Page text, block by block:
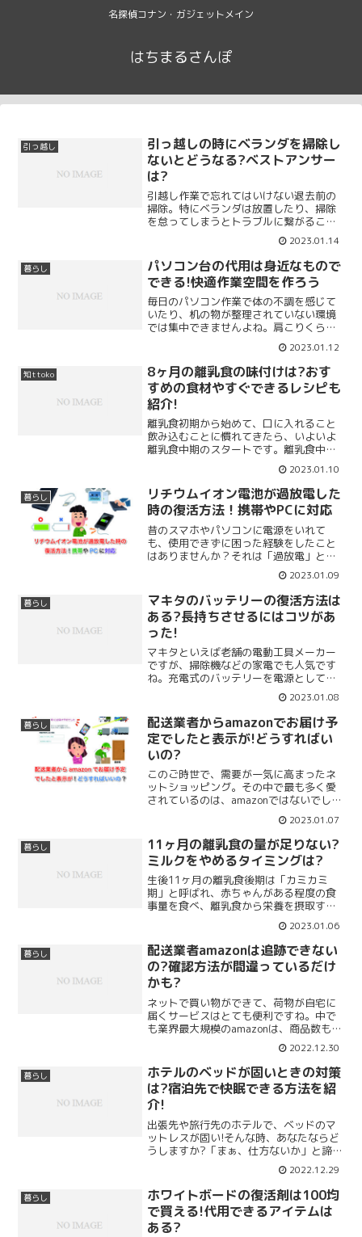
名探偵コナン・ガジェットメイン
はちまるさんぽ
引っ越し
引っ越しの時にベランダを掃除し
ないとどうなる?ベストアンサー
は?
引越し作業で忘れてはいけない退去前の
掃除。特にベランダは放置したり、掃除
を怠ってしまうとトラブルに繋がること
も！ベランダの掃除は忘れがちです。追
加料金がかかったり、敷金が返ってこな
いなどのトラブルを避けるためにもこち
らの記事を参考にしてください！
2023.01.14
暮らし
パソコン台の代用は身近なもので
できる!快適作業空間を作ろう
毎日のパソコン作業で体の不調を感じて
いたり、机の物が整理されていない環境
では集中できませんよね。肩こりくらい
仕方ないかな…と放置すると、ひどい頭
痛や手のしびれ、気分が落ち込むなど症
状がどんどん悪化していく危険がありま
す!解決に必要なのは、パ...
2023.01.12
知ttoko
8ヶ月の離乳食の味付けは?おす
すめの食材やすぐできるレシピも
紹介!
離乳食初期から始めて、口に入れること
飲み込むことに慣れてきたら、いよいよ
離乳食中期のスタートです。離乳食中期
の目安の月齢は、生後8ヶ月頃と言われて
います。8ヶ月頃になると、少しずつ食べ
ることにも慣れ、食に興味がでてくる時
期になります。その為...
2023.01.10
暮らし
リチウムイオン電池が過放電した
時の復活方法！携帯やPCに対応
昔のスマホやパソコンに電源をいれて
も、使用できずに困った経験をしたこと
はありませんか？それは「過放電」とい
い、リチウムイオン電池の安全装置によ
って充電が受け付けられない状態になっ
ているのです。ネット上であげられてい
た復活方法には、「私見によ...
2023.01.09
暮らし
マキタのバッテリーの復活方法は
ある?長持ちさせるにはコツがあ
った!
マキタといえば老舗の電動工具メーカー
ですが、掃除機などの家電でも人気です
ね。充電式のバッテリーを電源として使
用している商品が多く、コードレスでパ
ワフルな工具は使い勝手抜群です。マキ
タのバッテリーのすごいところは、様々
な商品で使いまわすことが...
2023.01.08
暮らし
配送業者からamazonでお届け予
定でしたと表示が!どうすればい
いの?
このご時世で、需要が一気に高まったネ
ットショッピング。その中で最も多く愛
されているのは、amazonではないでしょ
うか？配送業者が最速で当日に届けてく
れることもあり、とても優秀なamazonで
すが、時々荷物を待っているとamazonか
らこん...
2023.01.07
暮らし
11ヶ月の離乳食の量が足りない?
ミルクをやめるタイミングは?
生後11ヶ月の離乳食後期は「カミカミ
期」と呼ばれ、赤ちゃんがある程度の食
事量を食べ、離乳食から栄養を摂取する
ことにも慣れてきた時期です。食事の量
がちょうどいいのか足りないのか分から
ない…美味しそうに離乳食を食べる姿を
微笑ましいと思いつつも、...
2023.01.06
暮らし
配送業者amazonは追跡できない
の?確認方法が間違っているだけ
かも?
ネットで買い物ができて、荷物が自宅に
届くサービスはとても便利ですね。中で
も業界最大規模のamazonは、商品数も多
いので利用する機会が多いかもしれませ
ん。最短で翌日には頼んだ荷物が届いて
しまうamazonは、なるべく早く手元に届
いてほしい時...
2022.12.30
暮らし
ホテルのベッドが固いときの対策
は?宿泊先で快眠できる方法を紹
介!
出張先や旅行先のホテルで、ベッドのマ
ットレスが固い!そんな時、あなたならど
うしますか?「まぁ、仕方ないか」と諦め
て、何の対策もせずに寝ようとするでし
ょうか?でもちょっと待ってください。明
日の朝に後悔する前に、今すぐできる対
策を試してみましょ...
2022.12.29
暮らし
ホワイトボードの復活剤は100均
で買える!代用できるアイテムは
ある?